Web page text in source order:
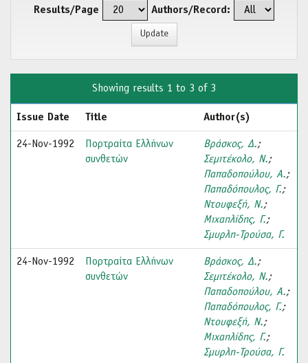
Results/Page Authors/Record:
Showing results 1 to 3 of 3
Issue Date Title Author(s)
24-Nov-1992
Πορτραίτα Ελλήνων
συνθετών
Βράσκος, Δ.;
Σεμιτέκολο, Ν.;
Παπαδοπούλου, Α.;
Παπαδόπουλος, Γ.;
Ντουφεξή, Ν.;
Μιχαηλίδης, Γ.;
Σμυρλη-Τρούσα, Γ.
24-Nov-1992
Πορτραίτα Ελλήνων
συνθετών
Βράσκος, Δ.;
Σεμιτέκολο, Ν.;
Παπαδοπούλου, Α.;
Παπαδόπουλος, Γ.;
Ντουφεξή, Ν.;
Μιχαηλίδης, Γ.;
Σμυρλη-Τρούσα, Γ.